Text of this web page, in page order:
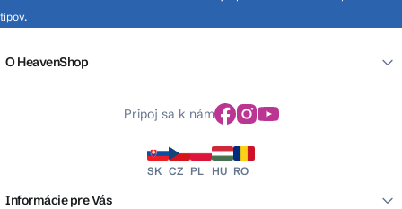
tipov.
O HeavenShop
Pripoj sa k nám
SK CZ PL HU RO
Informácie pre Vás